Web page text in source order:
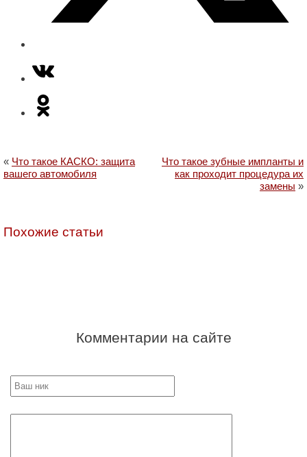
« Что такое КАСКО: защита
вашего автомобиля
Что такое зубные импланты и
как проходит процедура их
замены »
Похожие статьи
Комментарии на сайте